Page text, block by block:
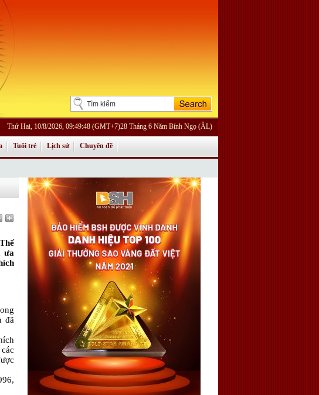
Thứ Hai, 10/8/2026, 09:49:48 (GMT+7)28 Tháng 6 Năm Bính Ngọ (ÂL)
Tuổi trẻ Lịch sử Chuyên đề
ưa
đã